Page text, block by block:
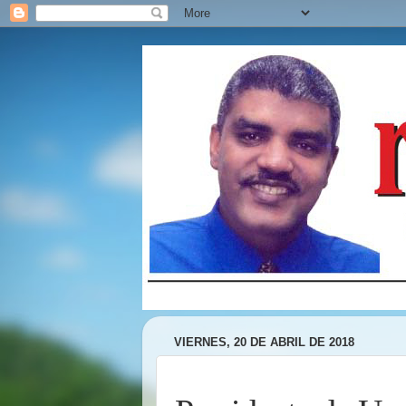
VIERNES, 20 DE ABRIL DE 2018